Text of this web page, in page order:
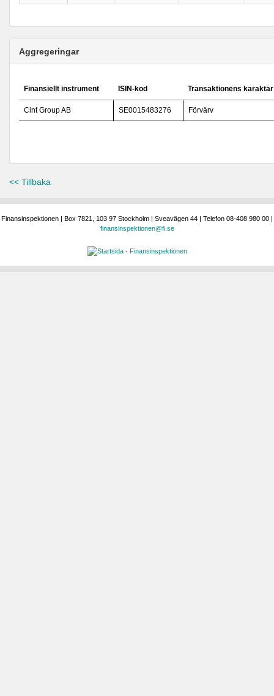
Aggregeringar
Finansiellt instrument ISIN-kod Transaktionens karaktär
Cint Group AB SE0015483276 Förvärv
<< Tillbaka
Finansinspektionen | Box 7821, 103 97 Stockholm | Sveavägen 44 | Telefon 08-408 980 00 |
finansinspektionen@fi.se